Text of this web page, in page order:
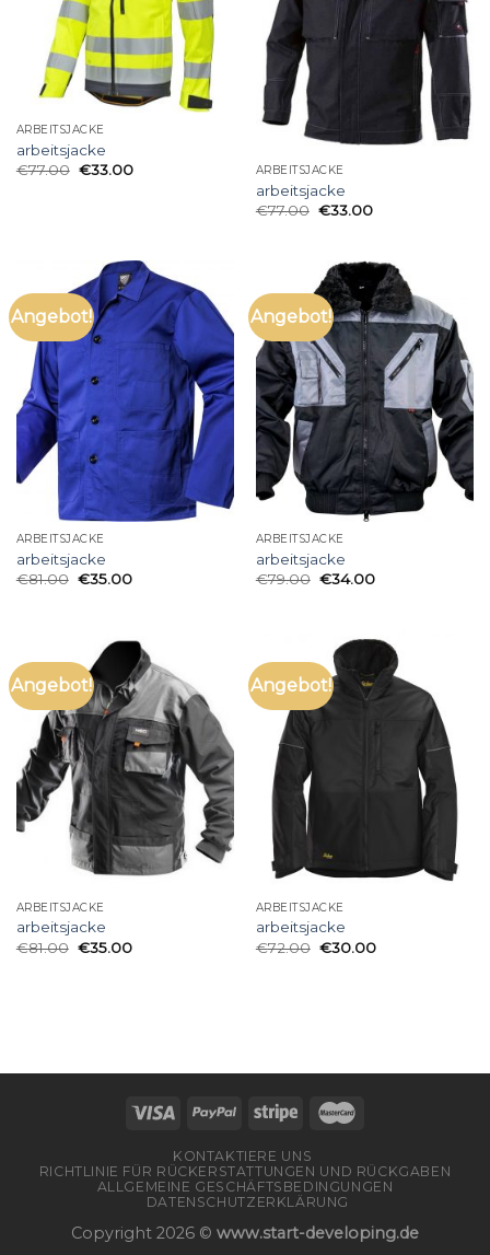
ARBEITSJACKE
arbeitsjacke
€77.00 €33.00 ARBEITSJACKE
arbeitsjacke
€77.00 €33.00
Angebot!
ARBEITSJACKE
arbeitsjacke
€81.00 €35.00
Angebot!
ARBEITSJACKE
arbeitsjacke
€79.00 €34.00
Angebot!
ARBEITSJACKE
arbeitsjacke
€81.00 €35.00
Angebot!
ARBEITSJACKE
arbeitsjacke
€72.00 €30.00
KONTAKTIERE UNS
RICHTLINIE FÜR RÜCKERSTATTUNGEN UND RÜCKGABEN
ALLGEMEINE GESCHÄFTSBEDINGUNGEN
DATENSCHUTZERKLÄRUNG
Copyright 2026 © www.start-developing.de